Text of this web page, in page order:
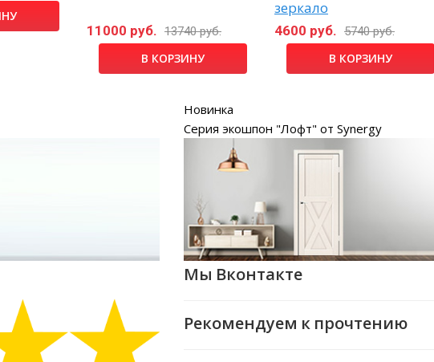
11000 руб. 13740 руб.
В КОРЗИНУ
зеркало
4600 руб. 5740 руб.
В КОРЗИНУ
Новинка
Серия экошпон "Лофт" от Synergy
Мы Вконтакте
Рекомендуем к прочтению